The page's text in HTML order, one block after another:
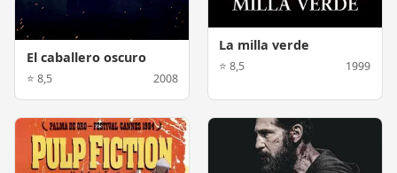
El caballero oscuro
⭐ 8,5 2008
La milla verde
⭐ 8,5 1999